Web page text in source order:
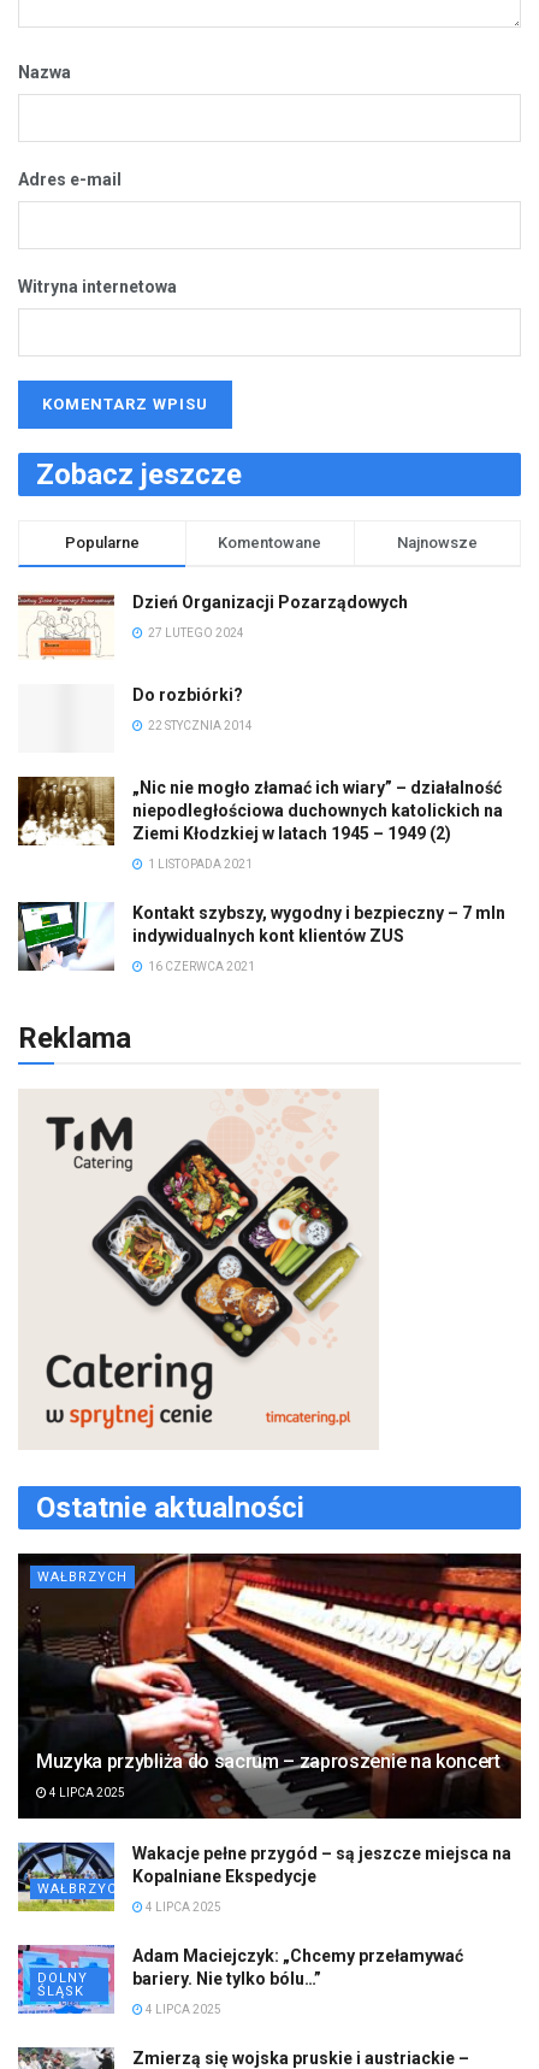
Nazwa
Adres e-mail
Witryna internetowa
Zobacz jeszcze
Popularne Komentowane Najnowsze
Dzień Organizacji Pozarządowych
27 LUTEGO 2024
Do rozbiórki?
22 STYCZNIA 2014
„Nic nie mogło złamać ich wiary” – działalność
niepodległościowa duchownych katolickich na
Ziemi Kłodzkiej w latach 1945 – 1949 (2)
1 LISTOPADA 2021
Kontakt szybszy, wygodny i bezpieczny – 7 mln
indywidualnych kont klientów ZUS
16 CZERWCA 2021
Reklama
Ostatnie aktualności
WAŁBRZYCH
Muzyka przybliża do sacrum – zaproszenie na koncert
4 LIPCA 2025
WAŁBRZYCH
Wakacje pełne przygód – są jeszcze miejsca na
Kopalniane Ekspedycje
4 LIPCA 2025
DOLNY
ŚLĄSK
Adam Maciejczyk: „Chcemy przełamywać
bariery. Nie tylko bólu…”
4 LIPCA 2025
Zmierzą się wojska pruskie i austriackie –